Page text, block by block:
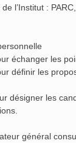
l’Institut :
échanger les
définir les
désigner les
général